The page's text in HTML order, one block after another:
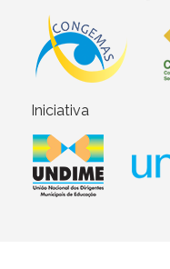
Iniciativa